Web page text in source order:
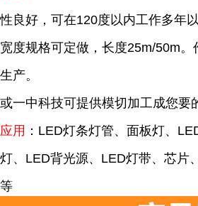
性良好，可在120度以内工作多年
宽度规格可定做，长度25m/50m。
生产。
或一中科技可提供模切加工成您要
应用 ：LED灯条灯管、面板灯、
灯、LED背光源、LED灯带、芯片
等